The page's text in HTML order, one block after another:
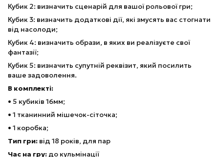
Кубик 2: визначить сценарій для вашої рольової гри;
Кубик 3: визначить додаткові дії, які змусять вас стогнати
від насолоди;
Кубик 4: визначить образи, в яких ви реалізуєте свої
фантазії;
Кубик 5: визначить супутній реквізит, який посилить
ваше задоволення.
В комплекті:
• 5 кубиків 16мм;
• 1 тканинний мішечок-сіточка;
• 1 коробка;
Тип гри: від 18 років, для пар
Час на гру: до кульмінації